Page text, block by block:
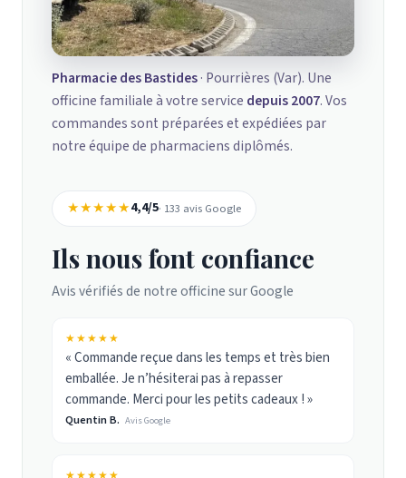
Pharmacie des Bastides· Pourrières (Var). Une
officine familiale à votre service depuis 2007. Vos
commandes sont préparées et expédiées par
notre équipe de pharmaciens diplômés.
★★★★★4,4/5· 133 avis Google
Ils nous font confiance
Avis vérifiés de notre officine sur Google
★★★★★
« Commande reçue dans les temps et très bien
emballée. Je n’hésiterai pas à repasser
commande. Merci pour les petits cadeaux ! »
Quentin B. Avis Google